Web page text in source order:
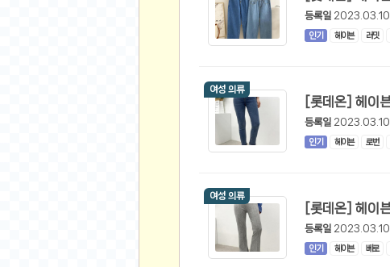
자유 게시판
집 꾸미기
자취 게시판
리그오브레전드
등록일 2023.03.10
인기 헤이븐 러밋
여성 의류
등록일 2023.03.10
인기 헤이븐 로번
여성 의류
등록일 2023.03.10
인기 헤이븐 베로